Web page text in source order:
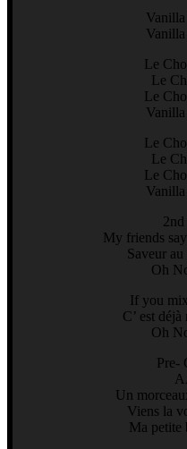
Le
Le
Le
Le
Le
Le
2nd
My friends
Saveur
Oh
If you
C’ est
Oh
Pre-
Un
Viens la
Ma petite